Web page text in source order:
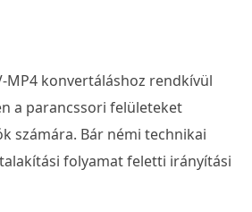
MP4 konvertáláshoz rendkívül
a parancssori felületeket
számára. Bár némi technikai
folyamat feletti irányítási